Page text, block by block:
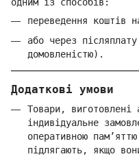
одним із способів:
переведення коштів
або через
домовленістю).
Додаткові умови
Товари, виготовлені
індивідуальне
оперативною
підлягають, якщо